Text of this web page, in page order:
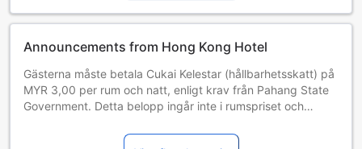
Announcements from Hong Kong Hotel
Gästerna måste betala Cukai Kelestar (hållbarhetsskatt) på
MYR 3,00 per rum och natt, enligt krav från Pahang State
Government. Detta belopp ingår inte i rumspriset och